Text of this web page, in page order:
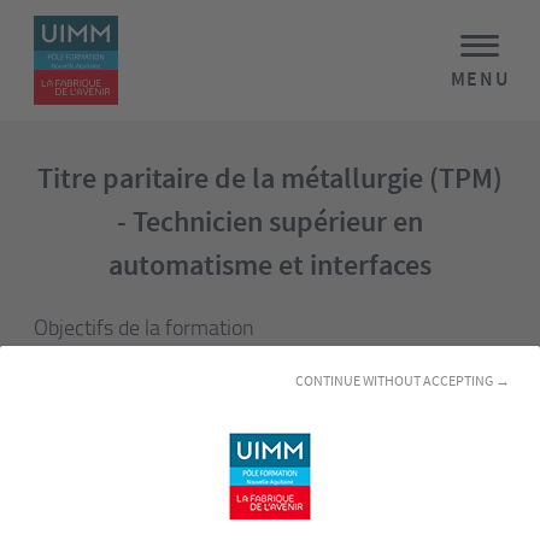
CONTINUE WITHOUT ACCEPTING →
MENU
Titre paritaire de la métallurgie (TPM)
- Technicien supérieur en
automatisme et interfaces
Objectifs de la formation
Le/la Technicien(ne) en Automatisme et Interfaces
automatisées pouvant être interfacées à d’autres systèmes
communicants notamment sur des lignes de production
comportant plusieurs machines qui enchainent diverses
opérations automatisées ou robotisées parfois avec un